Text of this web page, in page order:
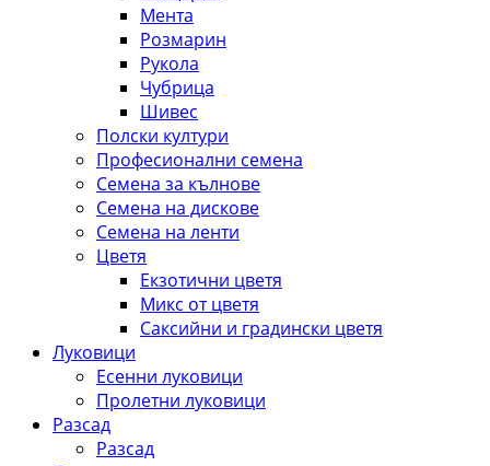
Мента
Розмарин
Рукола
Чубрица
Шивес
Полски култури
Професионални семена
Семена за кълнове
Семена на дискове
Семена на ленти
Цветя
Екзотични цветя
Микс от цветя
Саксийни и градински цветя
Луковици
Есенни луковици
Пролетни луковици
Разсад
Разсад